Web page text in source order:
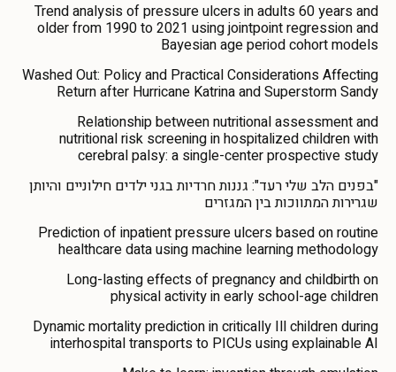
Trend analysis of pressure ulcers in adults 60 years and
older from 1990 to 2021 using jointpoint regression and
Bayesian age period cohort models
Washed Out: Policy and Practical Considerations Affecting
Return after Hurricane Katrina and Superstorm Sandy
Relationship between nutritional assessment and
nutritional risk screening in hospitalized children with
cerebral palsy: a single-center prospective study
"בפנים הלב שלי רעד": גננות חרדיות בגני ילדים חילוניים והיותן
שגרירות המתווכות בין המגזרים
Prediction of inpatient pressure ulcers based on routine
healthcare data using machine learning methodology
Long-lasting effects of pregnancy and childbirth on
physical activity in early school-age children
Dynamic mortality prediction in critically Ill children during
interhospital transports to PICUs using explainable AI